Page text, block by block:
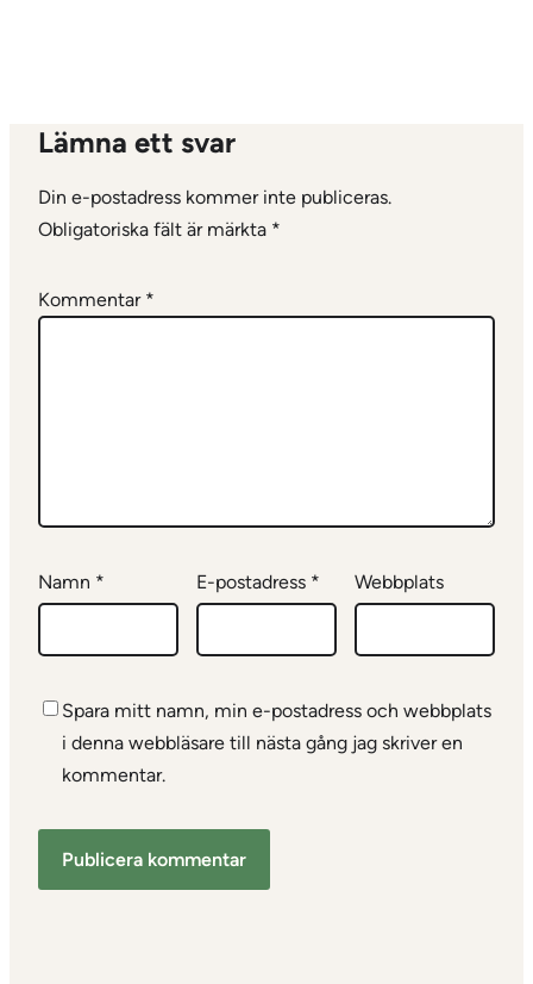
Lämna ett svar
Din e-postadress kommer inte publiceras.
Obligatoriska fält är märkta *
Kommentar *
Namn * E-postadress * Webbplats
Spara mitt namn, min e-postadress och webbplats
i denna webbläsare till nästa gång jag skriver en
kommentar.